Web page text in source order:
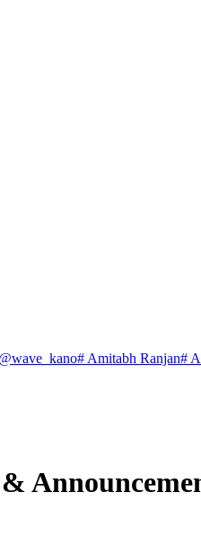
@wave_kano# Amitabh Ranjan#